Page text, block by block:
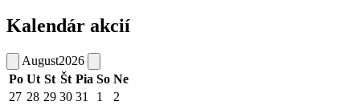
Kalendár akcií
August2026
Po Ut St Št Pia So Ne
27 28 29 30 31 1
2